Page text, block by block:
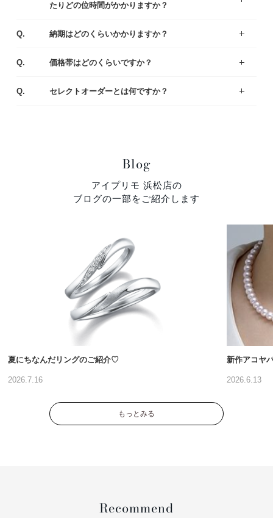
たりどの位時間がかかりますか？
Q.
納期はどのくらいかかりますか？
Q.
価格帯はどのくらいですか？
Q.
セレクトオーダーとは何ですか？
Blog
アイプリモ 浜松店の
ブログの一部をご紹介します
夏にちなんだリングのご紹介♡
2026.7.16
新作アコヤ
2026.6.13
もっとみる
Recommend